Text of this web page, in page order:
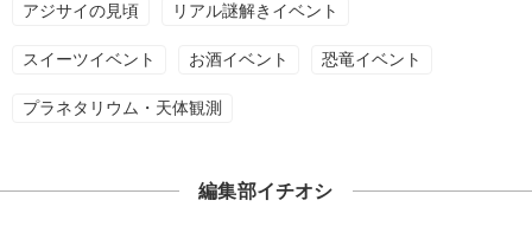
アジサイの見頃 リアル謎解きイベント
スイーツイベント お酒イベント 恐竜イベント
プラネタリウム・天体観測
編集部イチオシ